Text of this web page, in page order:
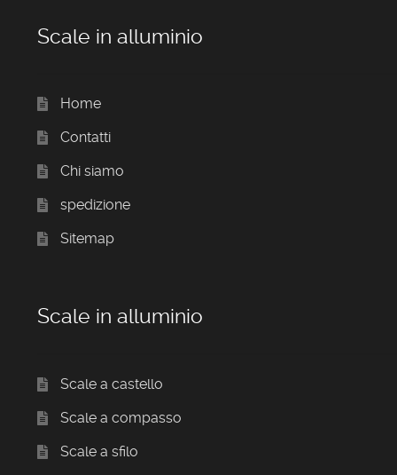
Scale in alluminio
Home
Contatti
Chi siamo
spedizione
Sitemap
Scale in alluminio
Scale a castello
Scale a compasso
Scale a sfilo